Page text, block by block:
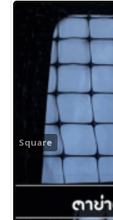
Square